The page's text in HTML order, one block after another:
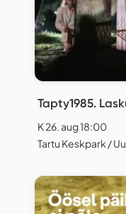
Tapty1985.
K 26. aug 18:00
Tartu Keskpark /